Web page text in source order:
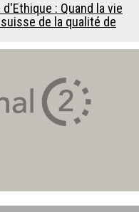
: Quand la vie
de la qualité de